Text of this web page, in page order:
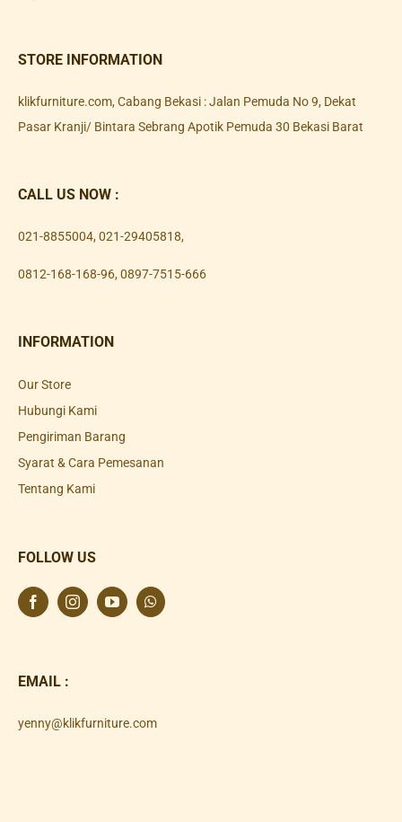
STORE INFORMATION
klikfurniture.com, Cabang Bekasi : Jalan Pemuda No 9, Dekat
Pasar Kranji/ Bintara Sebrang Apotik Pemuda 30 Bekasi Barat
CALL US NOW :
021-8855004, 021-29405818,
0812-168-168-96, 0897-7515-666
INFORMATION
Our Store
Hubungi Kami
Pengiriman Barang
Syarat & Cara Pemesanan
Tentang Kami
FOLLOW US
EMAIL :
yenny@klikfurniture.com